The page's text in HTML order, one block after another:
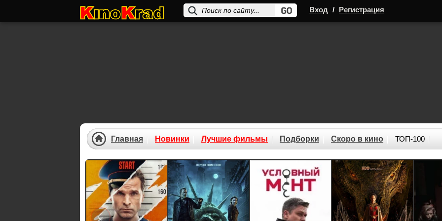
Вход / Регистрация
Previous
Главная Новинки Лучшие фильмы Подборки Скоро в кино ТОП-100